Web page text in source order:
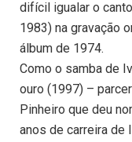
difícil igualar o
1983) na gravação
álbum de 1974.
Como o samba de
ouro (1997) –
Pinheiro que deu
anos de carreira de